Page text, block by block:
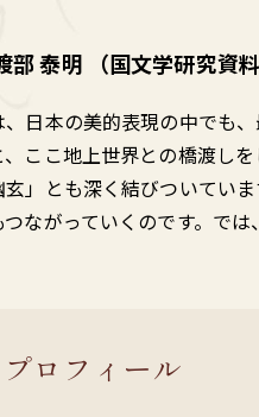
部 泰明 （国文学研究資料
、日本の美的表現の中でも
、ここ地上世界との橋渡し
玄」とも深く結びついてい
つながっていくのです。で
プロフィール